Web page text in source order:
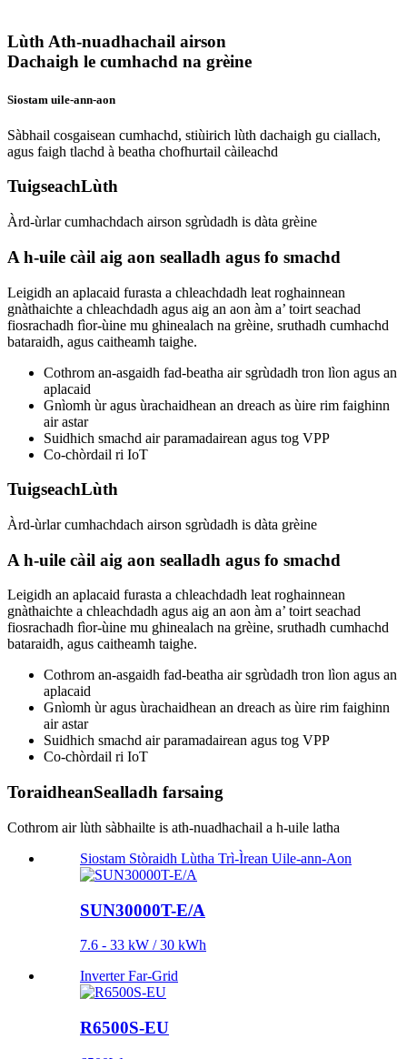
Lùth Ath-nuadhachail airson
Dachaigh le cumhachd na grèine
Siostam uile-ann-aon
Sàbhail cosgaisean cumhachd, stiùirich lùth dachaigh gu ciallach,
agus faigh tlachd à beatha chofhurtail càileachd
TuigseachLùth
Àrd-ùrlar cumhachdach airson sgrùdadh is dàta grèine
A h-uile càil aig aon sealladh agus fo smachd
Leigidh an aplacaid furasta a chleachdadh leat roghainnean
gnàthaichte a chleachdadh agus aig an aon àm a’ toirt seachad
fiosrachadh fìor-ùine mu ghinealach na grèine, sruthadh cumhachd
bataraidh, agus caitheamh taighe.
Cothrom an-asgaidh fad-beatha air sgrùdadh tron ​​lìon agus an
aplacaid
Gnìomh ùr agus ùrachaidhean an dreach as ùire rim faighinn
air astar
Suidhich smachd air paramadairean agus tog VPP
Co-chòrdail ri IoT
TuigseachLùth
Àrd-ùrlar cumhachdach airson sgrùdadh is dàta grèine
A h-uile càil aig aon sealladh agus fo smachd
Leigidh an aplacaid furasta a chleachdadh leat roghainnean
gnàthaichte a chleachdadh agus aig an aon àm a’ toirt seachad
fiosrachadh fìor-ùine mu ghinealach na grèine, sruthadh cumhachd
bataraidh, agus caitheamh taighe.
Cothrom an-asgaidh fad-beatha air sgrùdadh tron ​​lìon agus an
aplacaid
Gnìomh ùr agus ùrachaidhean an dreach as ùire rim faighinn
air astar
Suidhich smachd air paramadairean agus tog VPP
Co-chòrdail ri IoT
ToraidheanSealladh farsaing
Cothrom air lùth sàbhailte is ath-nuadhachail a h-uile latha
Siostam Stòraidh Lùtha Trì-Ìrean Uile-ann-Aon
SUN30000T-E/A
7.6 - 33 kW / 30 kWh
Inverter Far-Grid
R6500S-EU